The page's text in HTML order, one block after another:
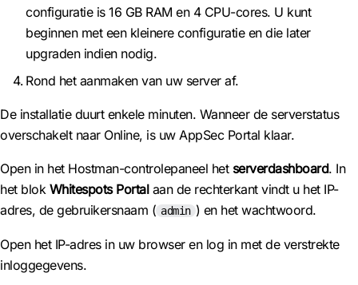
configuratie is 16 GB RAM en 4 CPU-cores. U kunt
beginnen met een kleinere configuratie en die later
upgraden indien nodig.
Rond het aanmaken van uw server af.
De installatie duurt enkele minuten. Wanneer de serverstatus
overschakelt naar Online, is uw AppSec Portal klaar.
Open in het Hostman-controlepaneel het serverdashboard. In
het blok Whitespots Portalaan de rechterkant vindt u het IP-
adres, de gebruikersnaam ( admin ) en het wachtwoord.
Open het IP-adres in uw browser en log in met de verstrekte
inloggegevens.